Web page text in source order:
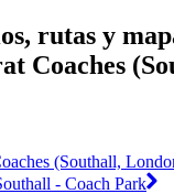
rutas y
Coaches
(Southall,
- Coach Park